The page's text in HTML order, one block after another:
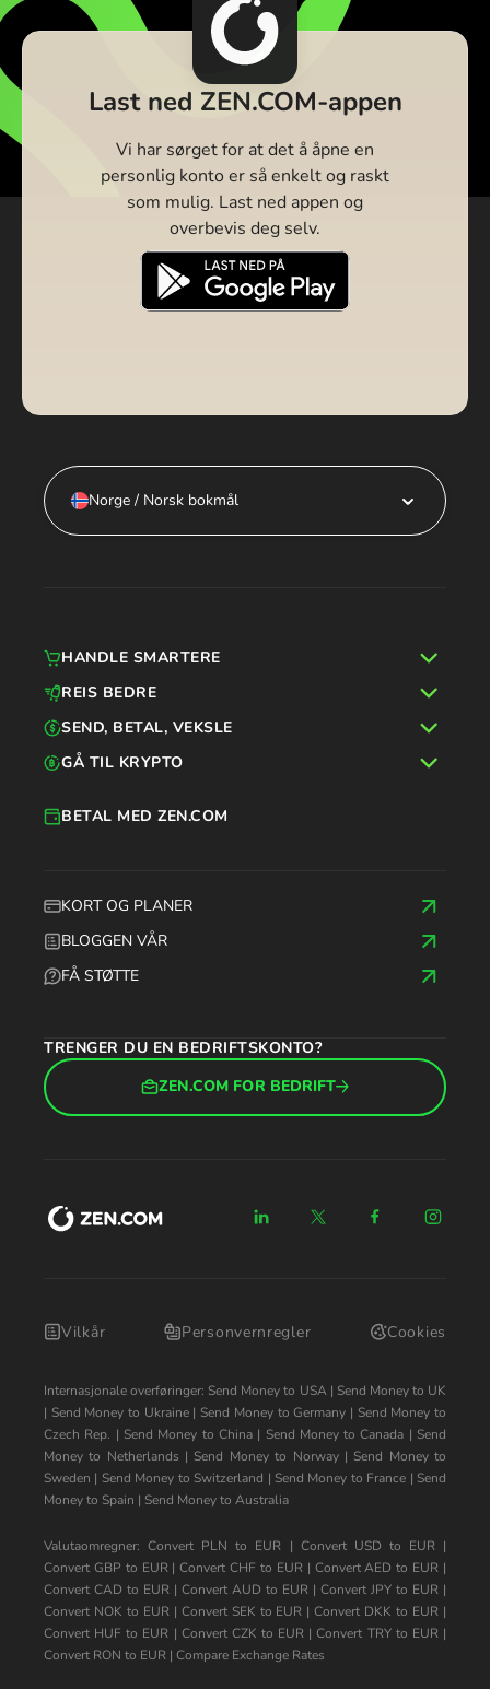
Last ned ZEN.COM-appen
Vi har sørget for at det å åpne en
personlig konto er så enkelt og raskt
som mulig. Last ned appen og
overbevis deg selv.
Norge / Norsk bokmål
KORT OG PLANER
BLOGGEN VÅR
FÅ STØTTE
BETAL MED ZEN.COM
TRENGER DU EN BEDRIFTSKONTO?
ZEN.COM FOR BEDRIFT
HANDLE SMARTERE
REIS BEDRE
SEND, BETAL, VEKSLE
GÅ TIL KRYPTO
Vilkår Personvernregler Cookies
Internasjonale overføringer: Send Money to USA| Send Money to UK
| Send Money to Ukraine| Send Money to Germany | Send Money to
Czech Rep. | Send Money to China| Send Money to Canada | Send
Money to Netherlands | Send Money to Norway| Send Money to
Sweden | Send Money to Switzerland | Send Money to France | Send
Money to Spain | Send Money to Australia
Valutaomregner:Convert PLN to EUR | Convert USD to EUR|
Convert GBP to EUR|Convert CHF to EUR| Convert AED to EUR |
Convert CAD to EUR | Convert AUD to EUR | Convert JPY to EUR |
Convert NOK to EUR| Convert SEK to EUR |Convert DKK to EUR |
Convert HUF to EUR | Convert CZK to EUR |Convert TRY to EUR|
Convert RON to EUR | Compare Exchange Rates